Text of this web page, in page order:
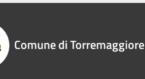
Comune di Torremaggiore